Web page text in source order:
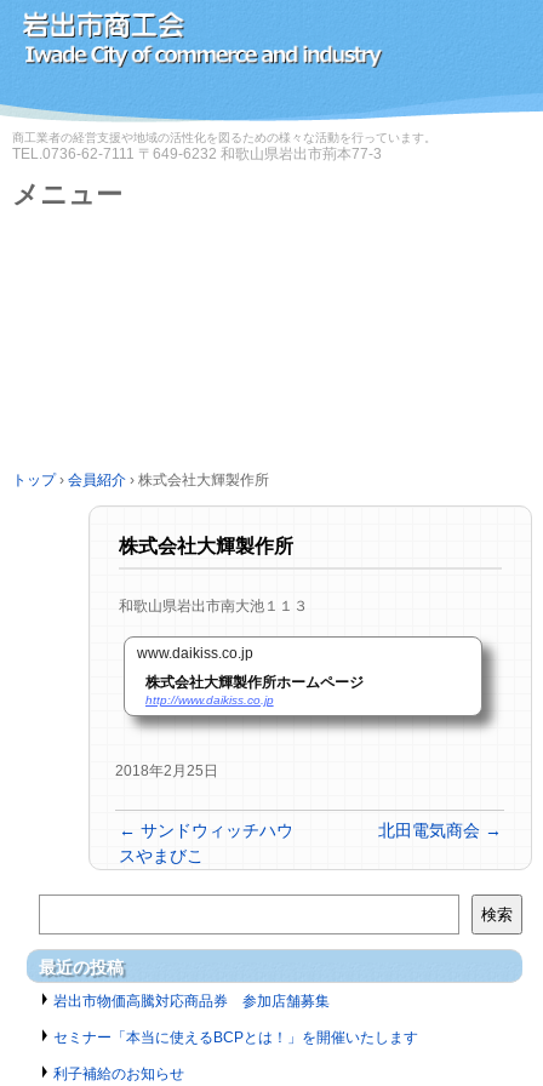
商工業者の経営支援や地域の活性化を図るための様々な活動を行っています。
TEL.0736-62-7111 〒649-6232 和歌山県岩出市荊本77-3
メニュー
トップ › 会員紹介 › 株式会社大輝製作所
株式会社大輝製作所
和歌山県岩出市南大池１１３
www.daikiss.co.jp
株式会社大輝製作所ホームページ
http://www.daikiss.co.jp
2018年2月25日
← サンドウィッチハウ
スやまびこ
北田電気商会 →
検索
最近の投稿
岩出市物価高騰対応商品券 参加店舗募集
セミナー「本当に使えるBCPとは！」を開催いたします
利子補給のお知らせ